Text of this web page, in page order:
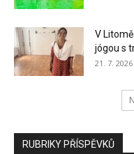
V
jógou s
21. 7. 2026
RUBRIKY PŘÍSPĚVKŮ